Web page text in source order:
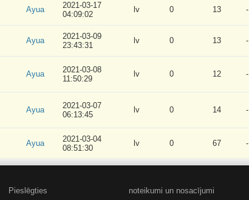
Ayua
2021-03-17
04:09:02
lv 0 13 -
Ayua
2021-03-09
23:43:31
lv 0 13 -
Ayua
2021-03-08
11:50:29
lv 0 12 -
Ayua
2021-03-07
06:13:45
lv 0 14 -
Ayua
2021-03-04
08:51:30
lv 0 67 -
Pieslēgties
noteikumi un nosacījumi